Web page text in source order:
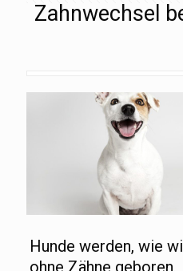
Zahnwechsel
Hunde werden, wie